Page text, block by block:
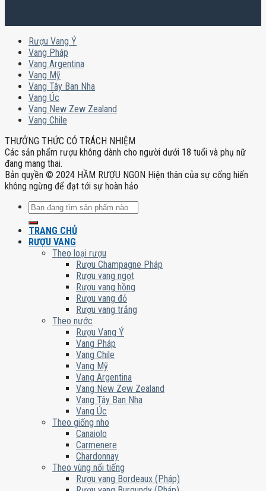
Rượu Vang Ý
Vang Pháp
Vang Argentina
Vang Mỹ
Vang Tây Ban Nha
Vang Úc
Vang New Zew Zealand
Vang Chile
THƯỞNG THỨC CÓ TRÁCH NHIỆM
Các sản phẩm rượu không dành cho người dưới 18 tuổi và phụ nữ
đang mang thai.
Bản quyền © 2024 HẦM RƯỢU NGON Hiện thân của sự cống hiến
không ngừng để đạt tới sự hoàn hảo
Tìm
TRANG CHỦ
RƯỢU VANG
Theo loại rượu
Rượu Champagne Pháp
Rượu vang ngọt
Rượu vang hồng
Rượu vang đỏ
Rượu vang trắng
Theo nước
Rượu Vang Ý
Vang Pháp
Vang Chile
Vang Mỹ
Vang Argentina
Vang New Zew Zealand
Vang Tây Ban Nha
Vang Úc
Theo giống nho
Canaiolo
Carmenere
Chardonnay
Theo vùng nổi tiếng
Rượu vang Bordeaux (Pháp)